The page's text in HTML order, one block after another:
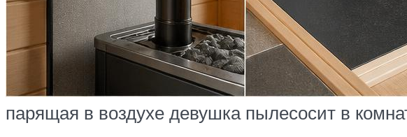
парящая в воздухе девушка пылесосит в